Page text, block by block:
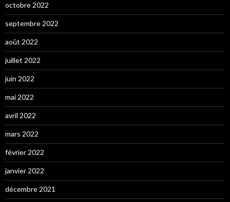
octobre 2022
septembre 2022
août 2022
juillet 2022
juin 2022
mai 2022
avril 2022
mars 2022
février 2022
janvier 2022
décembre 2021